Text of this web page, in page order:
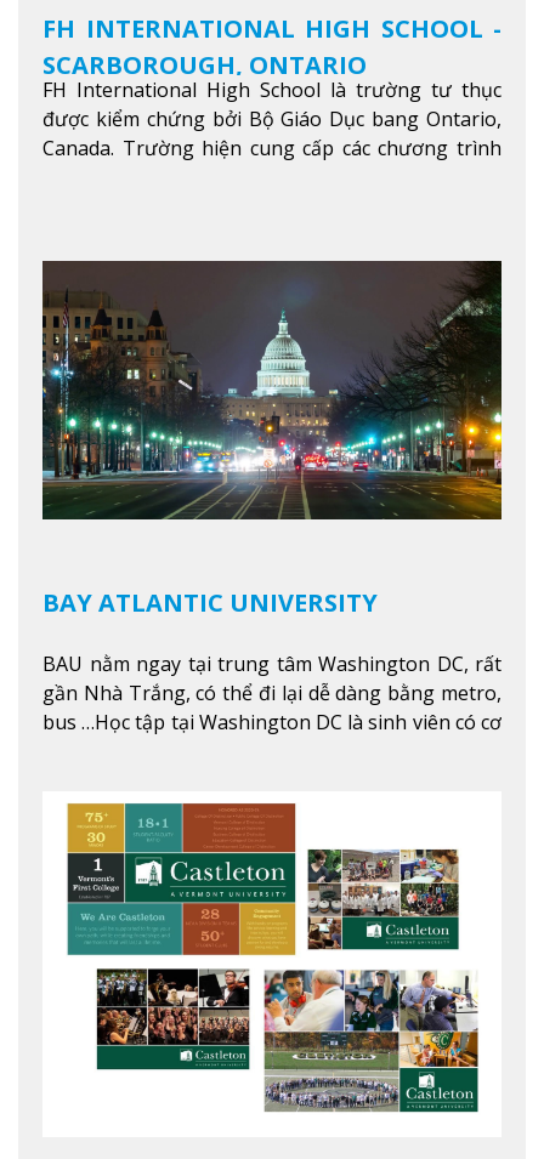
FH INTERNATIONAL HIGH SCHOOL -
SCARBOROUGH, ONTARIO
FH International High School là trường tư thục
được kiểm chứng bởi Bộ Giáo Dục bang Ontario,
Canada. Trường hiện cung cấp các chương trình
nhanh chóng môi trường học tại Canada.Xem
thêm
BAY ATLANTIC UNIVERSITY
BAU nằm ngay tại trung tâm Washington DC, rất
gần Nhà Trắng, có thể đi lại dễ dàng bằng metro,
bus …Học tập tại Washington DC là sinh viên có cơ
nghiệp ở Mỹ, #7 thành phố an toàn nhất trên Thế
Xem thêm